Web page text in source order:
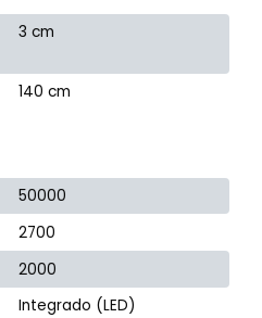
3 cm
140 cm
50000
2700
2000
Integrado (LED)